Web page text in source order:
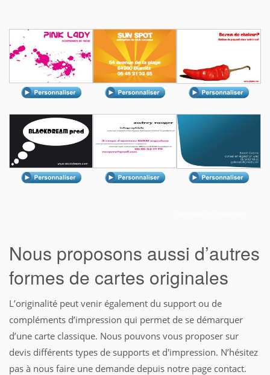
Nous proposons aussi d’autres
formes de cartes originales
L’originalité peut venir également du support ou de
compléments d’impression qui permet de se démarquer
d’une carte classique. Nous pouvons vous proposer sur
devis différents types de supports et d'impression. N’hésitez
pas à nous faire une demande depuis notre page contact.